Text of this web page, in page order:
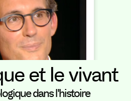
et le vivant
dans l'histoire